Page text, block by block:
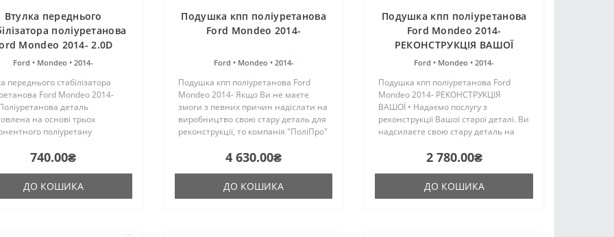
Втулка переднього
поліуретанова
Mondeo 2014- 2.0D
Ford • Mondeo •2014-
переднього стабілізатора
Ford Mondeo 2014-
деталь
на основі трьох
поліуретану
Виріб має жорсткість таку ж,
740.00₴
ДО КОШИКА
Подушка кпп поліуретанова
Ford Mondeo 2014-
Ford • Mondeo • 2014-
Подушка кпп поліуретанова Ford
Mondeo 2014- Якщо Ви не маєте
змоги з певних причин надіслати на
виробництво свою стару деталь для
реконструкції, то компанія "ПоліПро"
купівлі металевого кронштейна,
4 630.00₴
ДО КОШИКА
Подушка кпп поліуретанова
Ford Mondeo 2014-
РЕКОНСТРУКЦІЯ ВАШОЇ
Ford • Mondeo •2014-
Подушка кпп поліуретанова Ford
Mondeo 2014- РЕКОНСТРУКЦІЯ
ВАШОЇ • Надаємо послугу з
реконструкції Вашої старої деталі. Ви
надсилаєте свою стару деталь на
з відновлення та відправляємо Вашу
2 780.00₴
ДО КОШИКА